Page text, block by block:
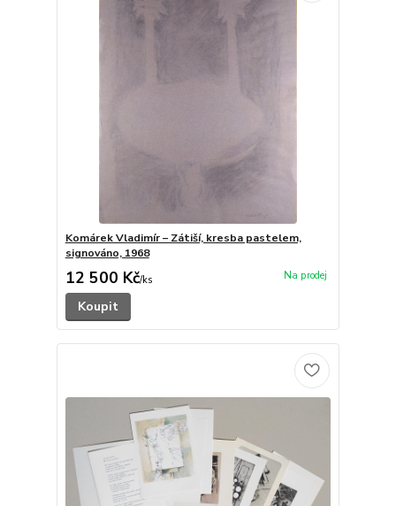
Komárek Vladimír – Zátiší, kresba pastelem,
signováno, 1968
12 500 Kč/ks
Koupit